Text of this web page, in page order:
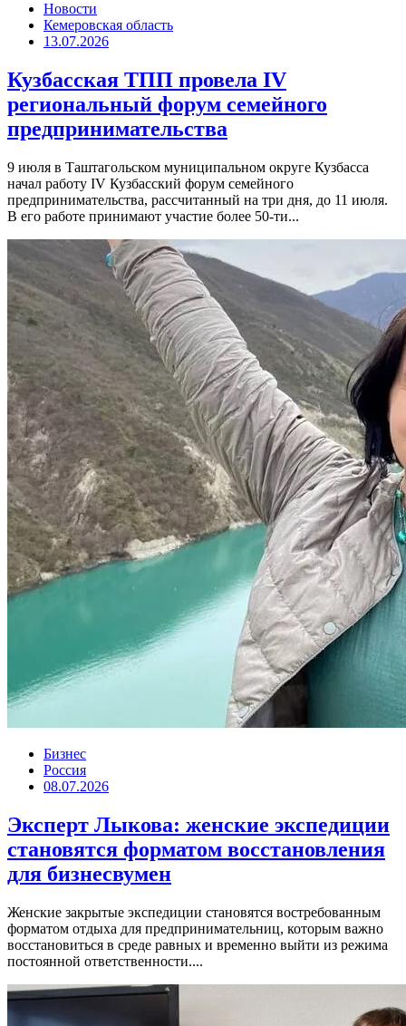
Новости
Кемеровская область
13.07.2026
Кузбасская ТПП провела IV
региональный форум семейного
предпринимательства
9 июля в Таштагольском муниципальном округе Кузбасса
начал работу IV Кузбасский форум семейного
предпринимательства, рассчитанный на три дня, до 11 июля.
В его работе принимают участие более 50-ти...
Бизнес
Россия
08.07.2026
Эксперт Лыкова: женские экспедиции
становятся форматом восстановления
для бизнесвумен
Женские закрытые экспедиции становятся востребованным
форматом отдыха для предпринимательниц, которым важно
восстановиться в среде равных и временно выйти из режима
постоянной ответственности....